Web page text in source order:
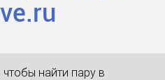
чтобы найти пару в